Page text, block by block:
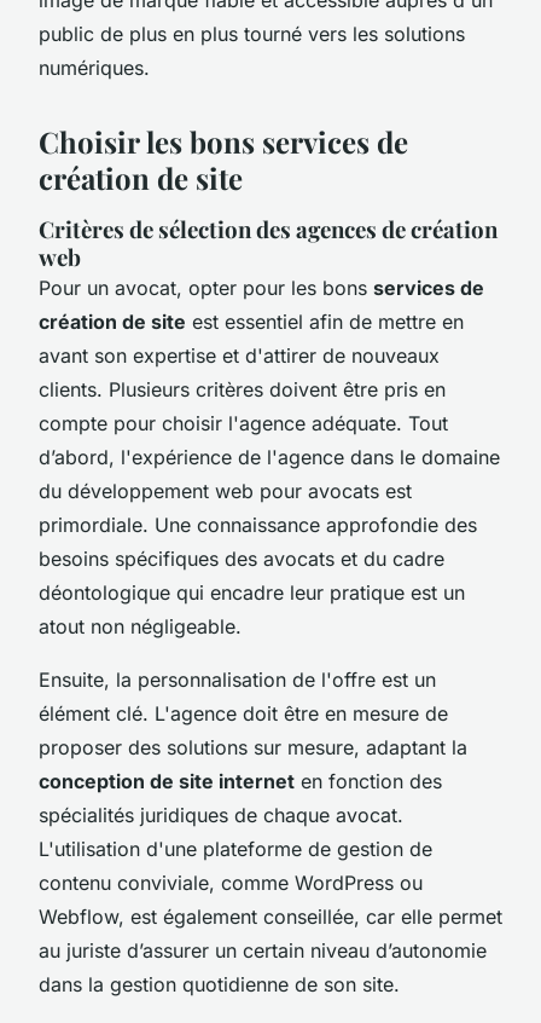
public de plus en plus tourné vers les solutions
numériques.
Choisir les bons services de
création de site
Critères de sélection des agences de création
web
Pour un avocat, opter pour les bons services de
création de site est essentiel afin de mettre en
avant son expertise et d'attirer de nouveaux
clients. Plusieurs critères doivent être pris en
compte pour choisir l'agence adéquate. Tout
d’abord, l'expérience de l'agence dans le domaine
du développement web pour avocats est
primordiale. Une connaissance approfondie des
besoins spécifiques des avocats et du cadre
déontologique qui encadre leur pratique est un
atout non négligeable.
Ensuite, la personnalisation de l'offre est un
élément clé. L'agence doit être en mesure de
proposer des solutions sur mesure, adaptant la
conception de site internet en fonction des
spécialités juridiques de chaque avocat.
L'utilisation d'une plateforme de gestion de
contenu conviviale, comme WordPress ou
Webflow, est également conseillée, car elle permet
au juriste d’assurer un certain niveau d’autonomie
dans la gestion quotidienne de son site.